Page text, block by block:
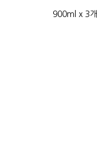
900ml x 3개